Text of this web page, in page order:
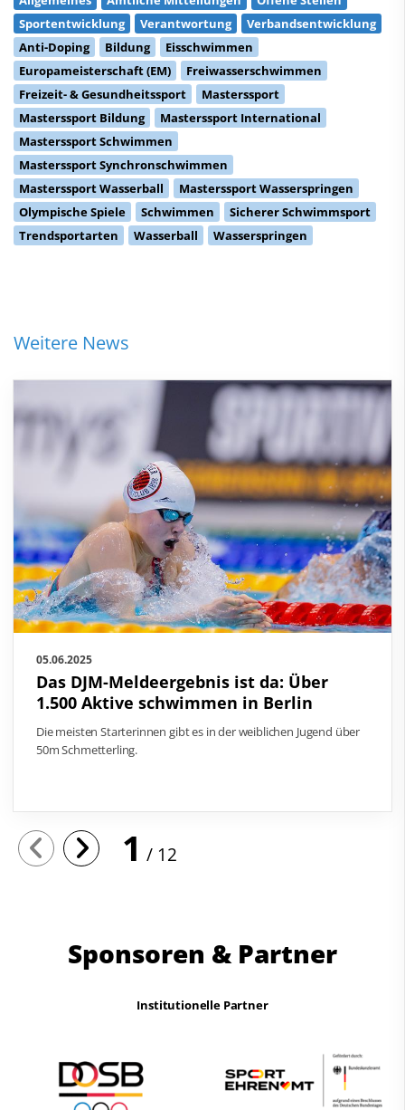
Sportentwicklung
Verantwortung
Verbandsentwicklung
Anti-Doping
Bildung
Eisschwimmen
Europameisterschaft (EM)
Freiwasserschwimmen
Freizeit- & Gesundheitssport
Masterssport
Masterssport Bildung
Masterssport International
Masterssport Schwimmen
Masterssport Synchronschwimmen
Masterssport Wasserball
Masterssport Wasserspringen
Olympische Spiele
Schwimmen
Sicherer Schwimmsport
Trendsportarten
Wasserball Wasserspringen
Weitere News
05.06.2025
Das DJM-Meldeergebnis ist da: Über
1.500 Aktive schwimmen in Berlin
Die meisten Starterinnen gibt es in der weiblichen Jugend über
50m Schmetterling.
1 12
Sponsoren & Partner
Institutionelle Partner